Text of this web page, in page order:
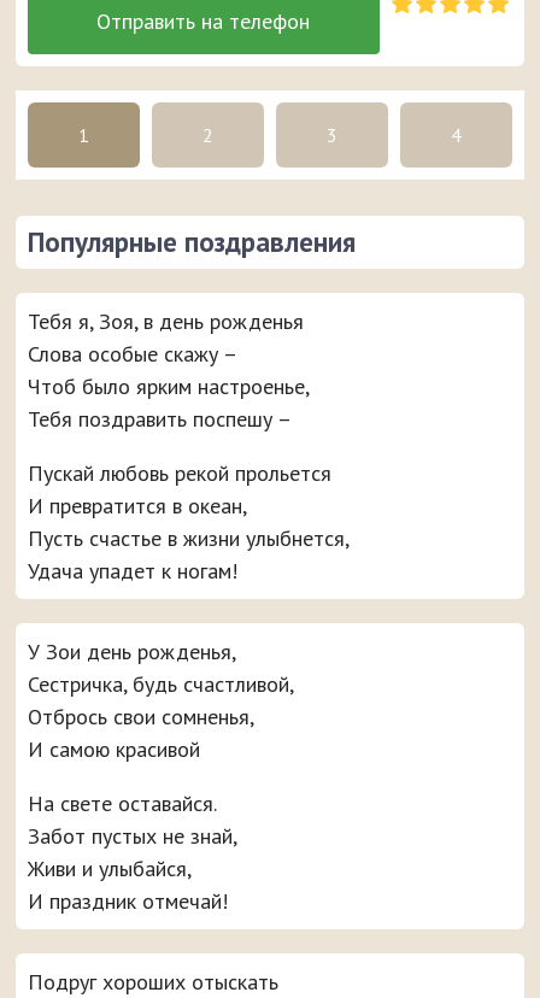
1 2 3 4
Популярные поздравления
Тебя я, Зоя, в день рожденья
Слова особые скажу –
Чтоб было ярким настроенье,
Тебя поздравить поспешу –
Пускай любовь рекой прольется
И превратится в океан,
Пусть счастье в жизни улыбнется,
Удача упадет к ногам!
У Зои день рожденья,
Сестричка, будь счастливой,
Отбрось свои сомненья,
И самою красивой
На свете оставайся.
Забот пустых не знай,
Живи и улыбайся,
И праздник отмечай!
Подруг хороших отыскать